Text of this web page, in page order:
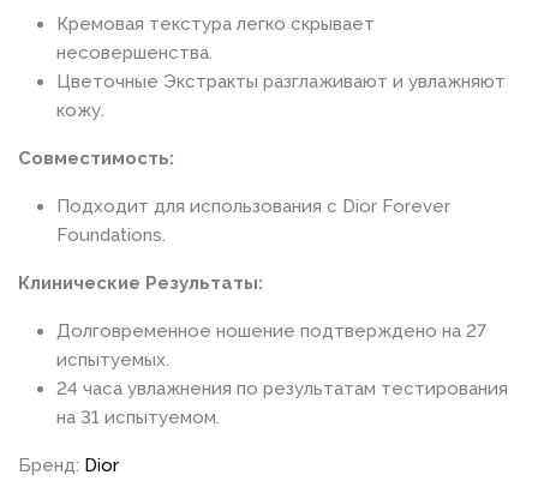
Кремовая текстура легко скрывает
несовершенства.
Цветочные Экстракты разглаживают и увлажняют
кожу.
Совместимость:
Подходит для использования с Dior Forever
Foundations.
Клинические Результаты:
Долговременное ношение подтверждено на 27
испытуемых.
24 часа увлажнения по результатам тестирования
на 31 испытуемом.
Бренд: Dior